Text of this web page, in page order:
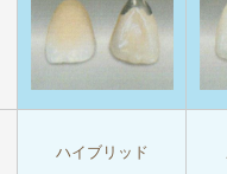
ハイブリッド